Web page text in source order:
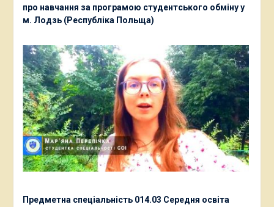
про навчання за програмою студентського обміну у
м. Лодзь (Республіка Польща)
Предметна спеціальність 014.03 Середня освіта